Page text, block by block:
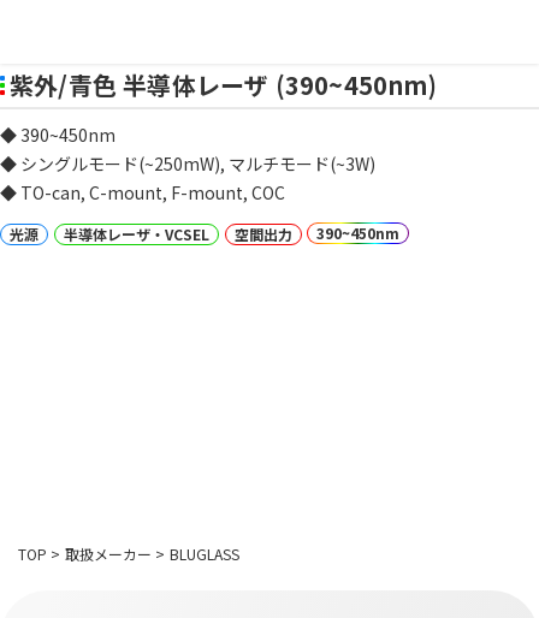
紫外/青色 半導体レーザ (390~450nm)
◆ 390~450nm
◆ シングルモード(~250mW), マルチモード(~3W)
◆ TO-can, C-mount, F-mount, COC
光源 半導体レーザ・VCSEL 空間出力 390~450nm
TOP > 取扱メーカー > BLUGLASS